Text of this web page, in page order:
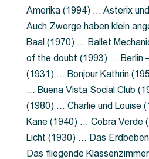
Amerika (1994) … Asterix
Auch Zwerge haben klein
Baal (1970) … Ballet
of the doubt (1993) … Berlin
(1931) … Bonjour Kathrin
… Buena Vista Social Club
(1980) … Charlie und Louise
Kane (1940) … Cobra Verde
Licht (1930) … Das
Das fliegende